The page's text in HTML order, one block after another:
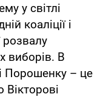
у світлі
коаліції і
розвалу
виборів. В
Порошенку – це
Вікторові